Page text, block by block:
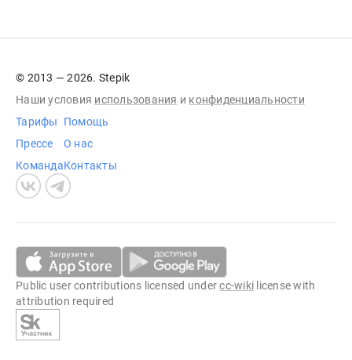
© 2013 — 2026. Stepik
Наши условия использования и конфиденциальности
Тарифы
Прессе
Команда
Помощь
О нас
Контакты
Public user contributions licensed undercc-wiki license with
attribution required